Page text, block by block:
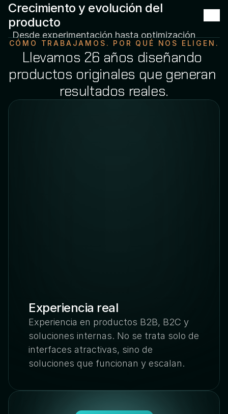
▪Librerías de componentes
Design tokens
▪ QA de diseño y soporte
▪Documentación
Crecimiento y evolución del
producto
Desde experimentación hasta optimización
continua, impulsamos resultados pensados para
escalar y maximizar tu inversión.
Experimentos de crecimiento
▪Pruebas A/B
Optimización continua
Planificación iterativa
CÓMO TRABAJAMOS. POR QUÉ NOS ELIGEN.
Llevamos 26 años diseñando
productos originales que generan
resultados reales.
Experiencia real
Experiencia en productos B2B, B2C y
soluciones internas. No se trata solo de
interfaces atractivas, sino de
soluciones que funcionan y escalan.